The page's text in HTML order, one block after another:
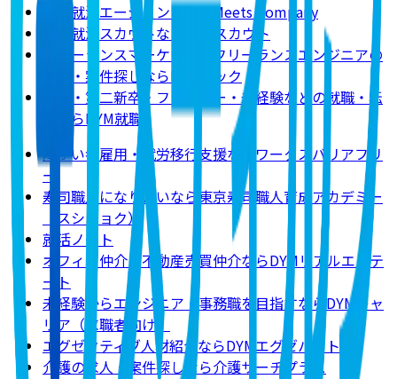
新卒就活エージェントならMeets Company
新卒就活スカウトならDYMスカウト
フリーランスマーケター・フリーランスエンジニアの
求人・案件探しならDYMテック
既卒・第二新卒・フリーター・未経験などの就職・転
職ならDYM就職
障がい者雇用・就労移行支援ならワークスバリアフリ
ー
寿司職人になりたいなら東京寿司職人育成アカデミー
（スシショク）
就活ノート
オフィス仲介・不動産売買仲介ならDYMリアルエステ
ート
未経験からエンジニア・事務職を目指すならDYMキャ
リア（求職者向け）
エグゼクティブ人材紹介ならDYMエグゼパート
介護の求人・案件探しなら介護サーチプラス